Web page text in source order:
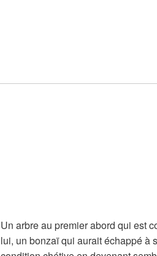
Un arbre au premier abord qui est
lui, un bonzaï qui aurait échappé à